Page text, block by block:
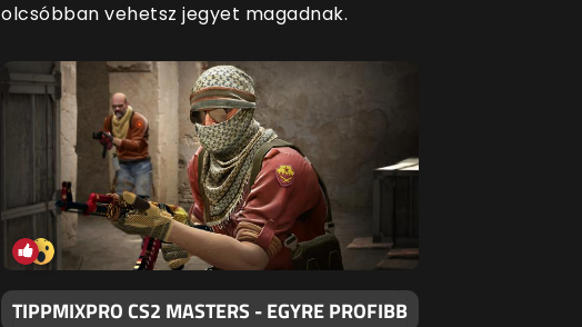
olcsóbban vehetsz jegyet magadnak.
TIPPMIXPRO CS2 MASTERS - EGYRE PROFIBB